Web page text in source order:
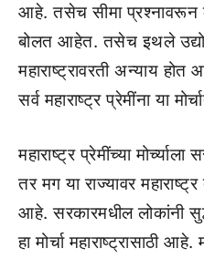
आहे. तसेच सीमा प्रश्नावरून
बोलत आहेत. तसेच इथले
महाराष्ट्रावरती अन्याय होत
सर्व महाराष्ट्र प्रेमींना या
महाराष्ट्र प्रेमींच्या
तर मग या राज्यावर
आहे. सरकारमधील लोकांनी
हा मोर्चा महाराष्ट्रासाठी आहे.